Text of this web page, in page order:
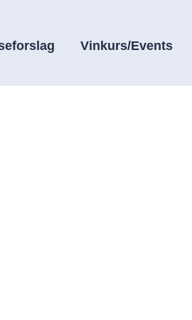
Vinkurs/Events